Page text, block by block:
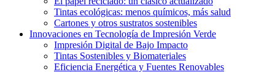
Tintas ecológicas: menos químicos, más salud
Cartones y otros sustratos sostenibles
Innovaciones en Tecnología de Impresión Verde
Impresión Digital de Bajo Impacto
Tintas Sostenibles y Biomateriales
Eficiencia Energética y Fuentes Renovables